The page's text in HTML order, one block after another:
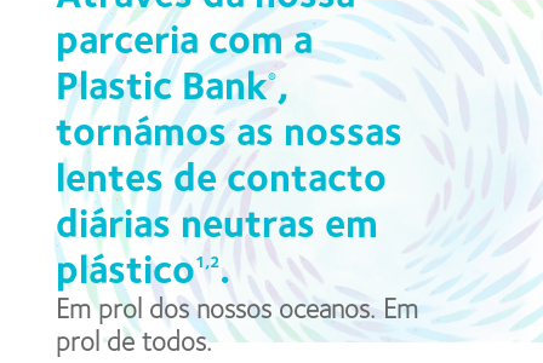
parceria com a
Plastic Bank®,
tornámos as nossas
lentes de contacto
diárias neutras em
plástico1,2.
Em prol dos nossos oceanos. Em
prol de todos.